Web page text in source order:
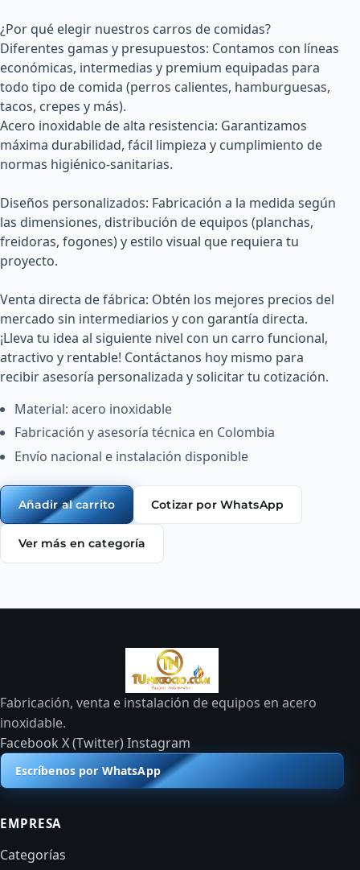
¿Por qué elegir nuestros carros de comidas?
Diferentes gamas y presupuestos: Contamos con líneas
económicas, intermedias y premium equipadas para
todo tipo de comida (perros calientes, hamburguesas,
tacos, crepes y más).
Acero inoxidable de alta resistencia: Garantizamos
máxima durabilidad, fácil limpieza y cumplimiento de
normas higiénico-sanitarias.
Diseños personalizados: Fabricación a la medida según
las dimensiones, distribución de equipos (planchas,
freidoras, fogones) y estilo visual que requiera tu
proyecto.
Venta directa de fábrica: Obtén los mejores precios del
mercado sin intermediarios y con garantía directa.
¡Lleva tu idea al siguiente nivel con un carro funcional,
atractivo y rentable! Contáctanos hoy mismo para
recibir asesoría personalizada y solicitar tu cotización.
Material: acero inoxidable
Fabricación y asesoría técnica en Colombia
Envío nacional e instalación disponible
Añadir al carrito Cotizar por WhatsApp
Ver más en categoría
Fabricación, venta e instalación de equipos en acero
inoxidable.
FacebookX (Twitter)Instagram
Escríbenos por WhatsApp
EMPRESA
Categorías